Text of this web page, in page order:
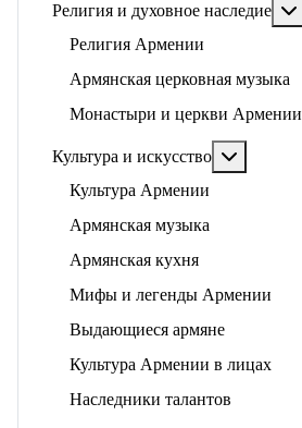
Религия и духовное наследие
Религия Армении
Армянская церковная музыка
Монастыри и церкви Армении
Культура и искусство
Культура Армении
Армянская музыка
Армянская кухня
Мифы и легенды Армении
Выдающиеся армяне
Культура Армении в лицах
Наследники талантов